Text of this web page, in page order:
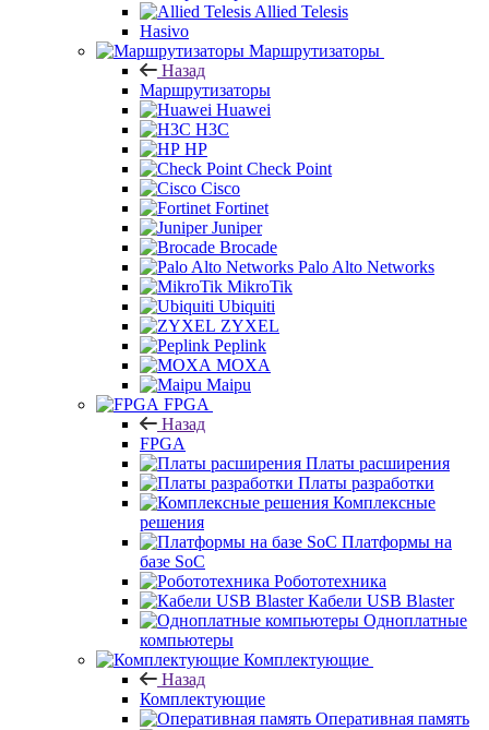
Allied Telesis
Hasivo
Маршрутизаторы
Назад
Маршрутизаторы
Huawei
H3C
HP
Check Point
Cisco
Fortinet
Juniper
Brocade
Palo Alto Networks
MikroTik
Ubiquiti
ZYXEL
Peplink
MOXA
Maipu
FPGA
Назад
FPGA
Платы расширения
Платы разработки
Комплексные
решения
Платформы на
базе SoC
Робототехника
Кабели USB Blaster
Одноплатные
компьютеры
Комплектующие
Назад
Комплектующие
Оперативная память